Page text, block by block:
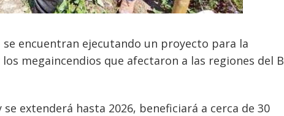
encuentran ejecutando un proyecto para la
megaincendios que afectaron a las regiones del
extenderá hasta 2026, beneficiará a cerca de 30